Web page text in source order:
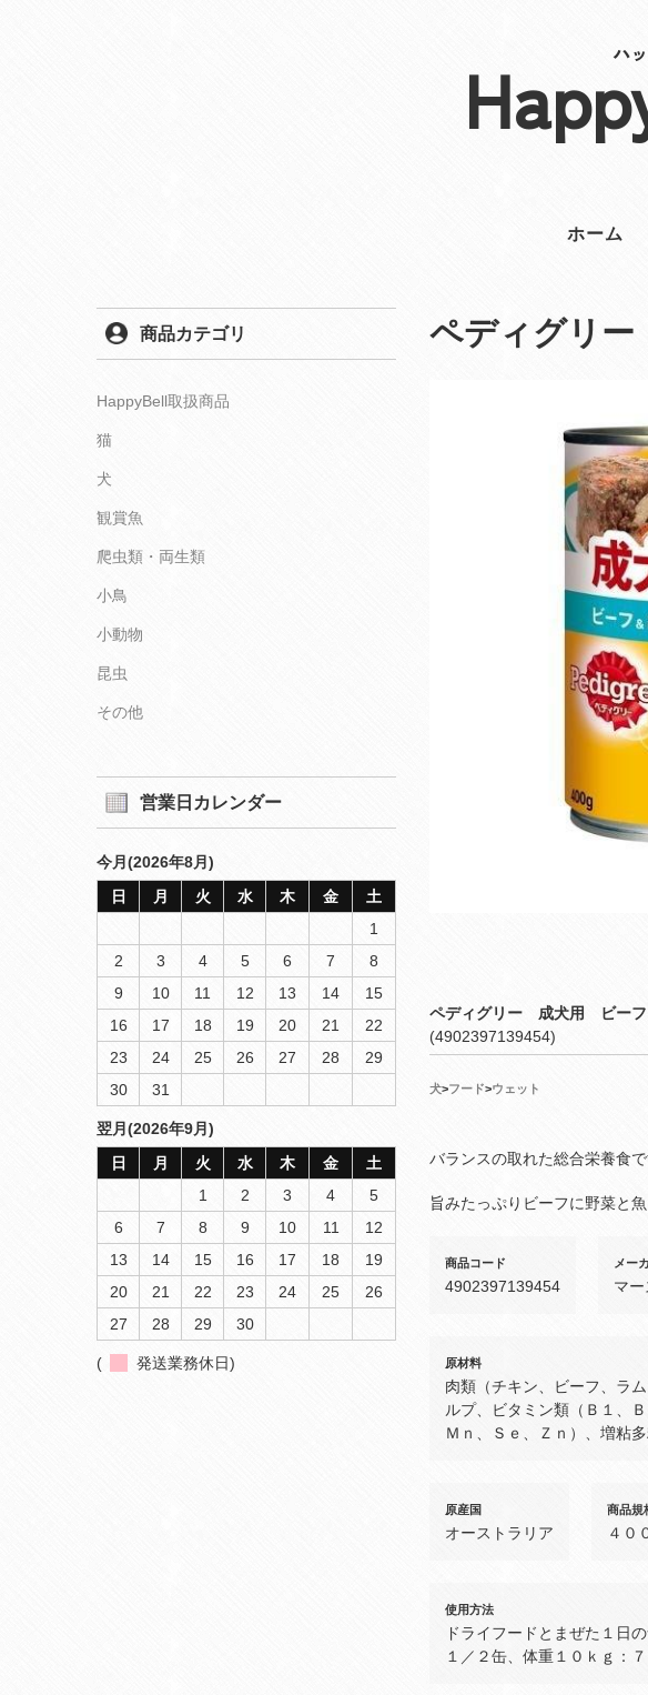
ハ
ホーム
ペディグリ
ペディグリー 成犬用 ビーフ
(4902397139454)
犬>フード>ウェット
バランスの取れた総合栄養食
旨みたっぷりビーフに野菜と
商品コード
4902397139454
メー
マ
原材料
肉類（チキン、ビーフ、ラ
ルプ、ビタミン類（Ｂ１、
Ｍｎ、Ｓｅ、Ｚｎ）、増粘
原産国
オーストラリア
商品規
４０
使用方法
ドライフードとまぜた１日
１／２缶、体重１０ｋｇ：
商品カテゴリ
HappyBell取扱商品
猫
犬
観賞魚
爬虫類・両生類
小鳥
小動物
昆虫
その他
営業日カレンダー
今月(2026年8月)
日
月 火 水 木 金
土
1
2
3 4 5 6 7
8
9
10 11 12 13 14
15
16
17 18 19 20 21
22
23
24 25 26 27 28
29
30
31
翌月(2026年9月)
日
月 火 水 木 金
土
1
2 3 4
5
6
7 8 9 10 11
12
13
14 15 16 17 18
19
20
21 22 23 24 25
26
27
28 29 30
( 発送業務休日)